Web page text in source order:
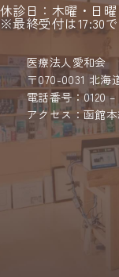
休診日：木曜・日
※最終受付は17:30
医療法人愛和会
〒070-0031 北海
電話番号：0120
アクセス：函館